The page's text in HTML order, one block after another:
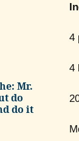
Mr.
do
do it
4
4